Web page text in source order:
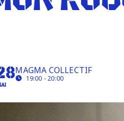
MAGMA COLLECTIF
19:00 - 20:00